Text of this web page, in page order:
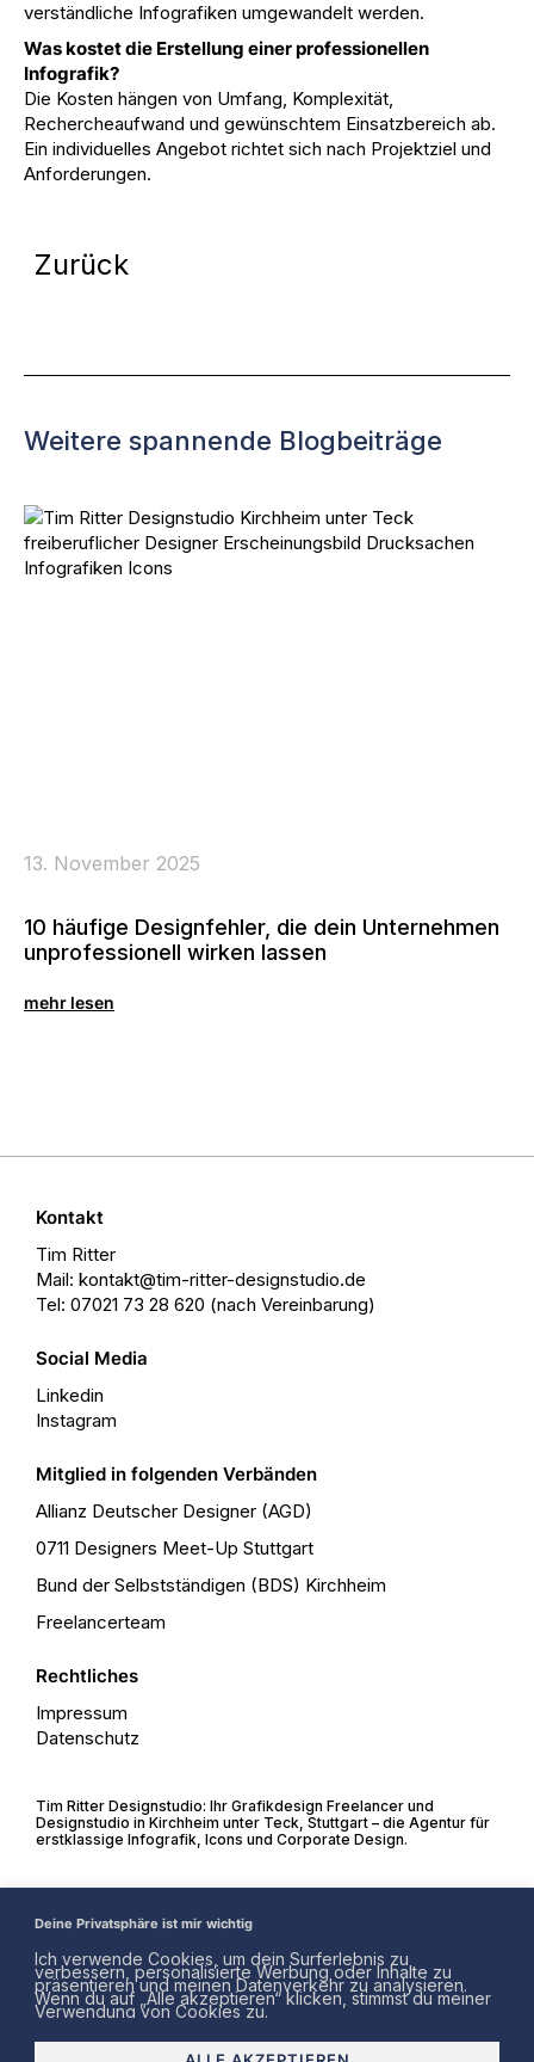
Deine Privatsphäre ist mir wichtig
Ich verwende Cookies, um dein Surferlebnis zu
verbessern, personalisierte Werbung oder Inhalte zu
präsentieren und meinen Datenverkehr zu analysieren.
Wenn du auf „Alle akzeptieren“ klicken, stimmst du meiner
Verwendung von Cookies zu.
verständliche Infografiken umgewandelt werden.
Was kostet die Erstellung einer professionellen
Infografik?
Die Kosten hängen von Umfang, Komplexität,
Rechercheaufwand und gewünschtem Einsatzbereich ab.
Ein individuelles Angebot richtet sich nach Projektziel und
Anforderungen.
Zurück
Weitere spannende Blogbeiträge
13. November 2025
10 häufige Designfehler, die dein Unternehmen
unprofessionell wirken lassen
mehr lesen
Kontakt
Tim Ritter
Mail: kontakt@tim-ritter-designstudio.de
Tel: 07021 73 28 620 (nach Vereinbarung)
Social Media
Linkedin
Instagram
Mitglied in folgenden Verbänden
Allianz Deutscher Designer (AGD)
0711 Designers Meet-Up Stuttgart
Bund der Selbstständigen (BDS) Kirchheim
Freelancerteam
Rechtliches
Impressum
Datenschutz
Tim Ritter Designstudio: Ihr Grafikdesign Freelancer und
Designstudio in Kirchheim unter Teck, Stuttgart – die Agentur für
erstklassige Infografik, Icons und Corporate Design.